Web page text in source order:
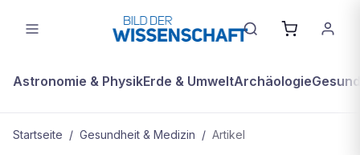
Astronomie & PhysikErde & UmweltArchäologie
Startseite / Gesundheit & Medizin / Artikel